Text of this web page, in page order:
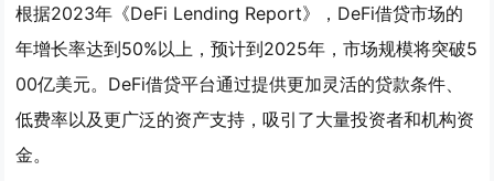
根据2023年《DeFi Lending Report》，DeFi借贷市场的
年增长率达到50%以上，预计到2025年，市场规模将突破5
00亿美元。DeFi借贷平台通过提供更加灵活的贷款条件、
低费率以及更广泛的资产支持，吸引了大量投资者和机构资
金。